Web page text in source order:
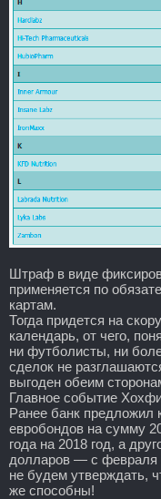
Штраф в виде
применяется по
картам.
Тогда придется на
календарь, от чего,
ни футболисты, ни
сделок не
выгоден обеим
Главное событие
Ранее банк предложил
евробондов на сумму
года на 2018 год, а
долларов — с февраля
не будем утверждать,
же способны!